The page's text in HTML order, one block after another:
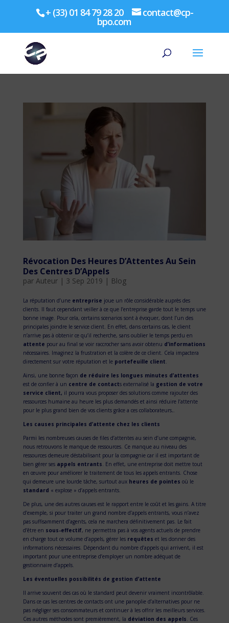
+ (33) 01 84 79 28 20 contact@cp-
bpo.com
Révocation Des Heures D’Attentes Au Sein
Des Centres D’Appels
par Auteur| 3 Sep 2019 | Blog
La réputation d’une entreprise joue un rôle considérable auprès des
clients. Il faut cependant veiller à ce que l’entreprise garde tout le temps une
bonne image. Pour cela, certains scenarios sont à évoquer, dont l’un des
principales joindre le service client. En effet, dans certains cas, le client
n’arrive pas à obtenir ce qu’il recherche, sans oublier le temps perdu en
attente pour au final se voir raccrocher sans avoir obtenu d’informations
nécessaires. Imaginez la frustration et la colère de ce client. Cela impactera
directement sur votre réputation et le portefeuille client
Ainsi, une bonne façon de réduire les longues minutes d’attentes
est de confier à un centre de contacts externalisé la gestion de votre
service client, il pourra vous proposer des solutions comme rajouter des
ressources humaine au heure les plus demandés et ainsi réduire l’attente
pour le plus grand bien de vos clients grâce a ces collaborateurs.
Les causes principales d’attente chez les clients
Parmi les nombreuses causes de files d’attentes au sein d’une compagnie,
nous retrouvons le manque de ressources. Ce manque au niveau des
ressources demeure déstabilisant pour la compagnie car il est important de
bien gérer ses appels entrants . En effet, une entreprise doit mettre tout
en œuvre pour améliorer le traitement de tous les appels entrants. Chose
qui demeure une lourde tâche, surtout aux heures de pointes où le
standard « explose » d’appels entrants.
De plus, une des autres causes est le rapport entre le coût et les gains. A titre
d’exemple, si pour traiter un grand nombre d’appels entrants, vous n’avez
pas suffisamment d’agents, cela ne marchera définitivement pas. Le fait
d’être en sous-effectif, ne permettra pas à vos agents actuels de prendre
en charge tout ce volume d’appels, gérer les requêtes et les donner des
informations nécessaires. Dépendant du nombre d’appels qui arrivent, il est
important pour une entreprise d’employer un nombre adéquat de
gestionnaire d’appels.
Les éventuelles possibilités de gestion d’attente
Il arrive souvent des cas où le standard peut devenir vraiment incontrôlable.
Dans ce cas les centres de contacts ont une panoplie d’alternatives pour ne
pas négliger ses consommateurs et continuer à les offrir les meilleurs services.
Ces autres méthodes sont premièrement, la déviation des appels . Ces